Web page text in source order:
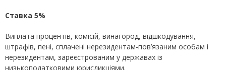
Ставка 5%
Виплата процентів, комісій, винагород, відшкодування,
штрафів, пені, сплачені нерезидентам-пов’язаним особам і
нерезидентам, зареєстрованим у державах із
низькоподатковими юрисдикціями.